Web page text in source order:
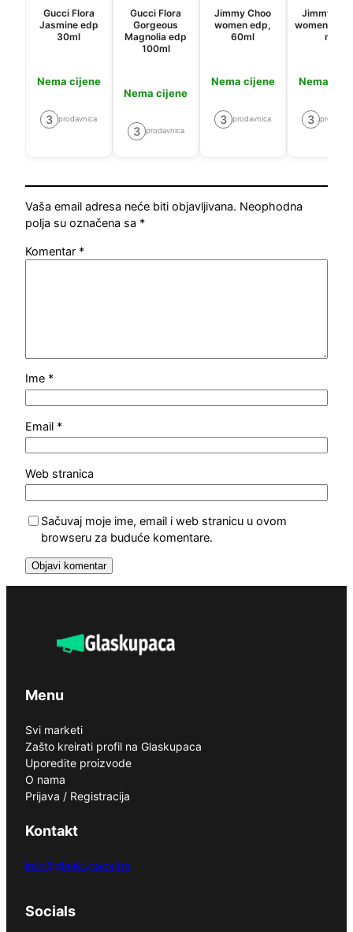
Gucci Flora
Jasmine edp
30ml
Nema cijene
3 prodavnica
Gucci Flora
Gorgeous
Magnolia edp
100ml
Nema cijene
3 prodavnica
Jimmy Choo
women edp,
60ml
Nema cijene
3 prodavnica
Jimmy
women
ml
Nema
3
Vaša email adresa neće biti objavljivana. Neophodna
polja su označena sa *
Komentar *
Ime *
Email *
Web stranica
Sačuvaj moje ime, email i web stranicu u ovom
browseru za buduće komentare.
Menu
Svi marketi
Zašto kreirati profil na Glaskupaca
Uporedite proizvode
O nama
Prijava / Registracija
Kontakt
info@glaskupaca.ba
Socials